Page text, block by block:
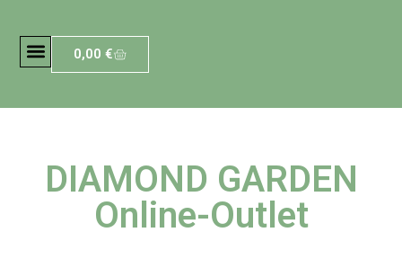
0,00€
DIAMOND GARDEN
Online-Outlet